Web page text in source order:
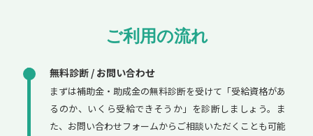
ご利用の流れ
無料診断 / お問い合わせ
まずは補助金・助成金の無料診断を受けて「受給資格があ
るのか、いくら受給できそうか」を診断しましょう。ま
た、お問い合わせフォームからご相談いただくことも可能